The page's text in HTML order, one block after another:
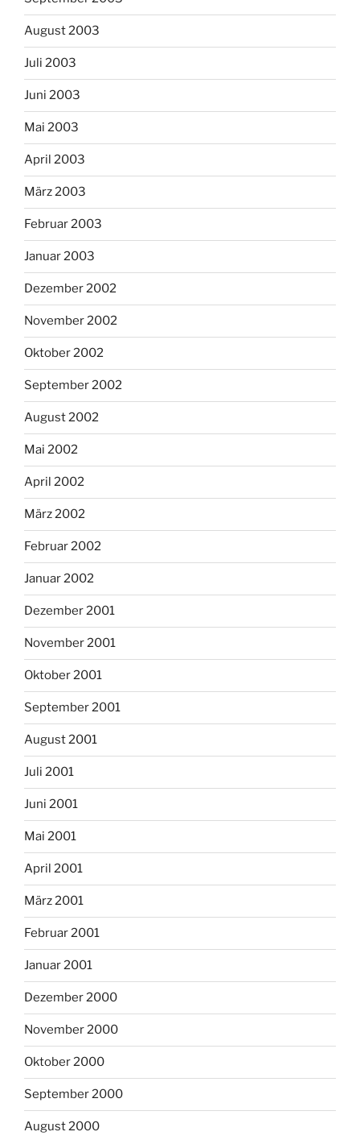
August 2003
Juli 2003
Juni 2003
Mai 2003
April 2003
März 2003
Februar 2003
Januar 2003
Dezember 2002
November 2002
Oktober 2002
September 2002
August 2002
Mai 2002
April 2002
März 2002
Februar 2002
Januar 2002
Dezember 2001
November 2001
Oktober 2001
September 2001
August 2001
Juli 2001
Juni 2001
Mai 2001
April 2001
März 2001
Februar 2001
Januar 2001
Dezember 2000
November 2000
Oktober 2000
September 2000
August 2000